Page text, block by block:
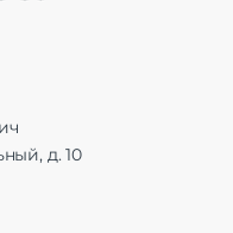
д. 10